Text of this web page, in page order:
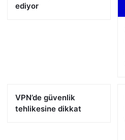
ediyor
VPN’de güvenlik
tehlikesine dikkat